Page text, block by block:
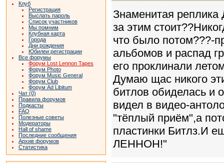
Клуб
Регистрация
Выслать пароль
Список участников
Мы помним
Клубная карта
Города
Дни рождения
Юбилеи регистрации
Все форумы
Форум Lost Lennon Tapes
Форум Photo
Форум Music General
Форум Club
Форум Ad Libitum
Чат (0)
Правила форумов
Подкасты
FAQ
Полезные советы
Модераторы
Hall of shame
Последние сообщения
Архив форумов
Статистика
Знаменитая реплика
за этим
что было потом???-
альбомов и распад
его проклинали
Думаю щас никого
битлов обиделась и
видел в видео-
"тёплый приём",а
пластинки
ЛЕННОН!"